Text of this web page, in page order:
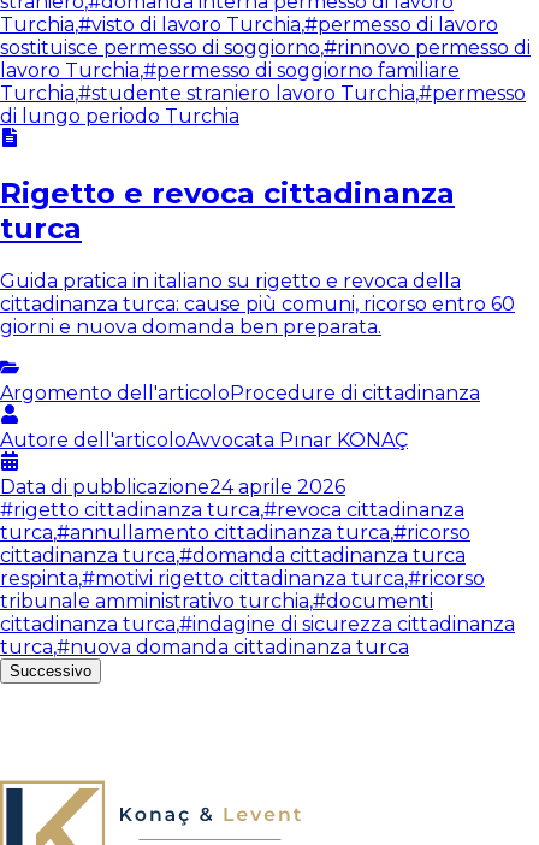
Turchia,#visto di lavoro Turchia,#permesso di lavoro
sostituisce permesso di soggiorno,#rinnovo permesso di
lavoro Turchia,#permesso di soggiorno familiare
Turchia,#studente straniero lavoro Turchia,#permesso
di lungo periodo Turchia
Rigetto e revoca cittadinanza
turca
Guida pratica in italiano su rigetto e revoca della
cittadinanza turca: cause più comuni, ricorso entro 60
giorni e nuova domanda ben preparata.
Argomento dell'articolo Procedure di cittadinanza
Autore dell'articoloAvvocata Pınar KONAÇ
Data di pubblicazione24 aprile 2026
#rigetto cittadinanza turca,#revoca cittadinanza
turca,#annullamento cittadinanza turca,#ricorso
cittadinanza turca,#domanda cittadinanza turca
respinta,#motivi rigetto cittadinanza turca,#ricorso
tribunale amministrativo turchia,#documenti
cittadinanza turca,#indagine di sicurezza cittadinanza
turca,#nuova domanda cittadinanza turca
Successivo